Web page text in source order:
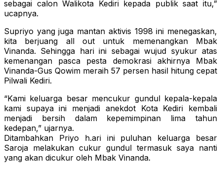
sebagai calon Walikota Kediri kepada publik saat itu,”
ucapnya.
Supriyo yang juga mantan aktivis 1998 ini menegaskan,
kita berjuang all out untuk memenangkan Mbak
Vinanda. Sehingga hari ini sebagai wujud syukur atas
kemenangan pasca pesta demokrasi akhirnya Mbak
Vinanda-Gus Qowim meraih 57 persen hasil hitung cepat
Pilwali Kediri.
“Kami keluarga besar mencukur gundul kepala-kepala
kami supaya ini menjadi anekdot Kota Kediri kembali
menjadi bersih dalam kepemimpinan lima tahun
kedepan,” ujarnya.
Ditambahkan Priyo h.ari ini puluhan keluarga besar
Saroja melakukan cukur gundul termasuk saya nanti
yang akan dicukur oleh Mbak Vinanda.